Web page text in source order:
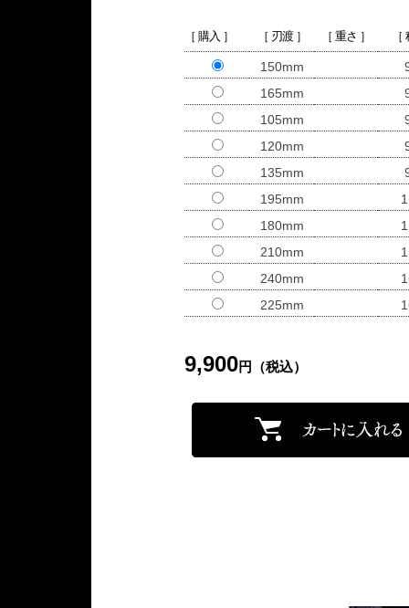
［ 購入 ］ ［ 刃渡 ］ ［ 重さ ］
150mm
165mm
105mm
120mm
135mm
195mm
180mm
210mm
240mm
225mm
9,900円（税込）